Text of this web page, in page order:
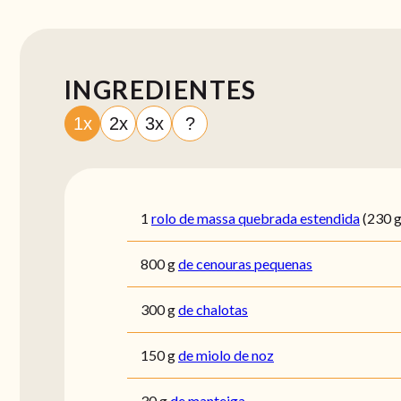
INGREDIENTES
1x 2x 3x ?
1 rolo de massa quebrada estendida(230
800gde cenouras pequenas
300gde chalotas
150gde miolo de noz